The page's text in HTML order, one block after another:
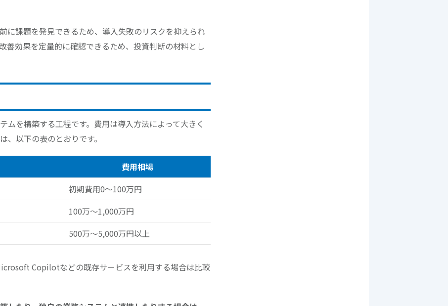
に課題を発見できるため、導入失敗のリスクを抑えられ
善効果を定量的に確認できるため、投資判断の材料とし
ムを構築する工程です。費用は導入方法によって大きく
、以下の表のとおりです。
費用相場
初期費用0〜100万円
100万〜1,000万円
500万〜5,000万円以上
Copilotなどの既存サービスを利用する場合は比較